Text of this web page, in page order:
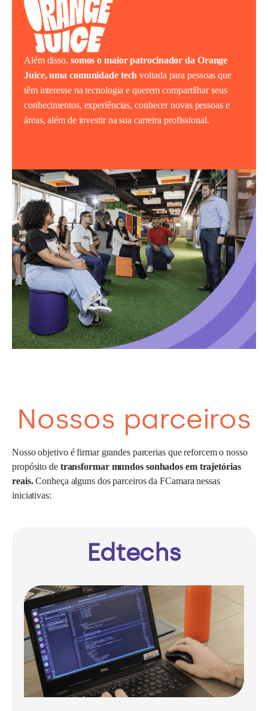
Além disso, somos o maior patrocinador da Orange
Juice, uma comunidade tech voltada para pessoas que
têm interesse na tecnologia e querem compartilhar seus
conhecimentos, experiências, conhecer novas pessoas e
áreas, além de investir na sua carreira profissional.
Nossos parceiros
Nosso objetivo é firmar grandes parcerias que reforcem o nosso
propósito de transformar mundos sonhados em trajetórias
reais.Conheça alguns dos parceiros da FCamara nessas
iniciativas:
Edtechs